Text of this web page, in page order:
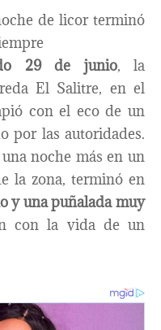
de licor terminó
29 de junio, la
El Salitre, en el
con el eco de un
por las autoridades.
noche más en un
la zona, terminó en
y una puñalada muy
con la vida de un